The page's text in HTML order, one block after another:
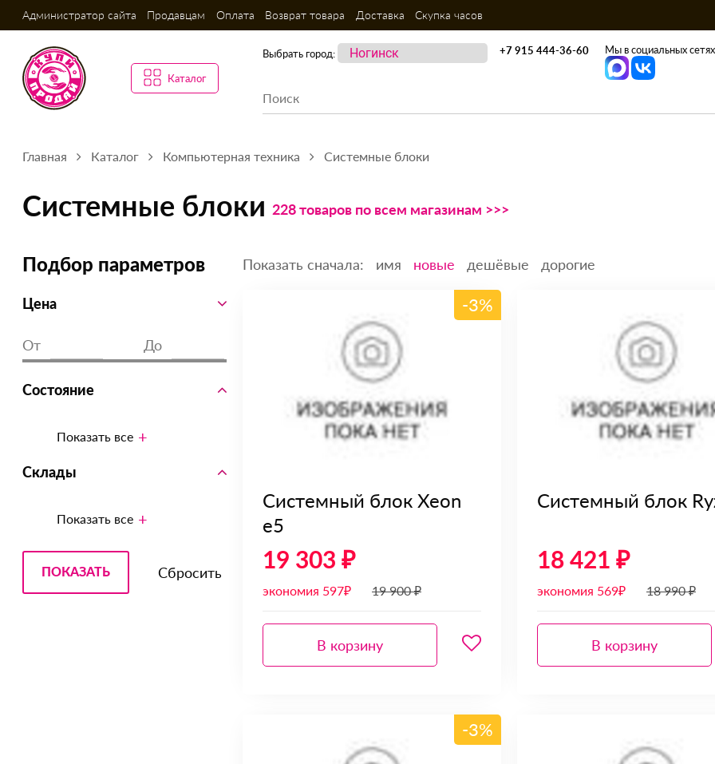
Администратор сайта Продавцам Оплата Возврат товара Доставка Скупка часов
Каталог
Выбрать город: +7 915 444-36-60 Мы в социальных
Главная Каталог Компьютерная техника Системные блоки
Системные блоки 228 товаров по всем магазинам >>>
Подбор параметров
Цена
От До
Состояние
Показать все
Склады
Показать все
Показать сначала: имя новые дешёвые дорогие
-3%
Системный блок Xeon
e5
19 303 ₽
экономия 597₽ 19 900 ₽
В корзину
Системный блок
18 421 ₽
экономия 569₽ 18 990 ₽
В корзину
-3%